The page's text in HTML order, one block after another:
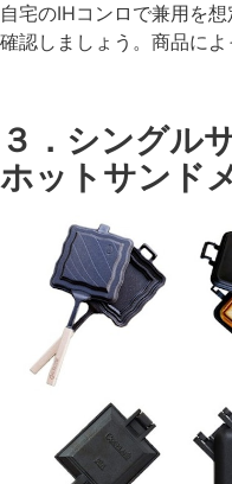
自宅のIHコンロで兼用を
確認しましょう。商品によ
３．シングル
ホットサンド